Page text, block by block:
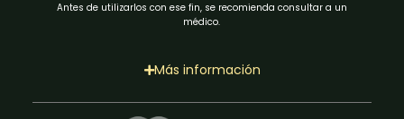
Antes de utilizarlos con ese fin, se recomienda consultar a un
médico.
Más información